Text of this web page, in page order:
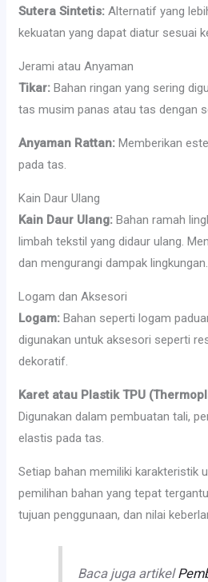
Sutera Sintetis: Alternatif yang
kekuatan yang dapat diatur sesuai
Jerami atau Anyaman
Tikar: Bahan ringan yang sering
tas musim panas atau tas dengan
Anyaman Rattan: Memberikan
pada tas.
Kain Daur Ulang
Kain Daur Ulang: Bahan ramah
limbah tekstil yang didaur ulang.
dan mengurangi dampak lingkungan.
Logam dan Aksesori
Logam: Bahan seperti logam
digunakan untuk aksesori seperti
dekoratif.
Karet atau Plastik TPU
Digunakan dalam pembuatan tali,
elastis pada tas.
Setiap bahan memiliki karakteristik
pemilihan bahan yang tepat
tujuan penggunaan, dan nilai
Baca juga artikel